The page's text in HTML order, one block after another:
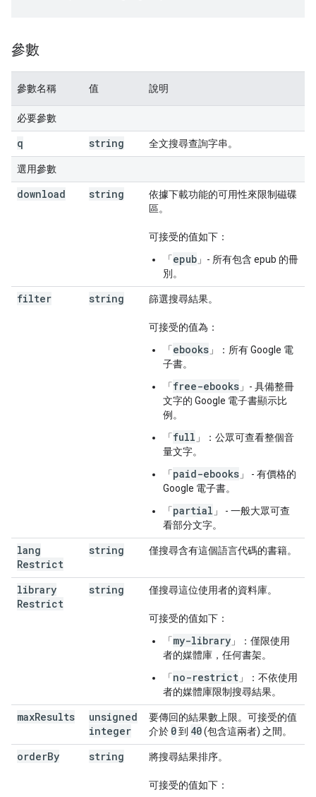
參數
參數名稱 值 說明
必要參數
q string 全文搜尋查詢字串。
選用參數
download string
依據下載功能的可用性來限制磁碟
區。
可接受的值如下：
「epub 」- 所有包含 epub 的冊
別。
filter string 篩選搜尋結果。
可接受的值為：
「ebooks 」：所有 Google 電
子書。
「free-ebooks 」- 具備整冊
文字的 Google 電子書顯示比
例。
「full 」：公眾可查看整個音
量文字。
「paid-ebooks 」 - 有價格的
Google 電子書。
「partial 」 - 一般大眾可查
看部分文字。
lang
Restrict
string 僅搜尋含有這個語言代碼的書籍。
library
Restrict
string 僅搜尋這位使用者的資料庫。
可接受的值如下：
「my-library 」：僅限使用
者的媒體庫，任何書架。
「no-restrict 」：不依使用
者的媒體庫限制搜尋結果。
maxResults
unsigned
integer
要傳回的結果數上限。可接受的值
介於 0到 40(包含這兩者) 之間。
orderBy string 將搜尋結果排序。
可接受的值如下：